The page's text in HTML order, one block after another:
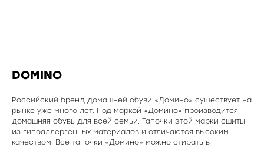
DOMINO
Российский бренд домашней обуви «Домино» существует на
рынке уже много лет. Под маркой «Домино» производится
домашняя обувь для всей семьи. Тапочки этой марки сшиты
из гипоаллергенных материалов и отличаются высоким
качеством. Все тапочки «Домино» можно стирать в